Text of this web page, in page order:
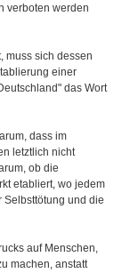
verboten werden
muss sich dessen
einer
das Wort
dass im
letztlich nicht
ob die
etabliert, wo jedem
und die
auf Menschen,
machen, anstatt